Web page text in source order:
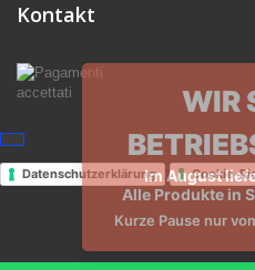
Kontakt
Datenschutzerklärung Cookie-